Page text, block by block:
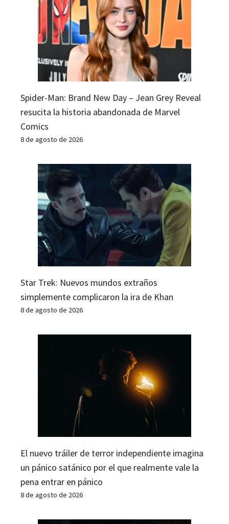
Spider-Man: Brand New Day – Jean Grey Reveal
resucita la historia abandonada de Marvel
Comics
8 de agosto de 2026
Star Trek: Nuevos mundos extraños
simplemente complicaron la ira de Khan
8 de agosto de 2026
El nuevo tráiler de terror independiente imagina
un pánico satánico por el que realmente vale la
pena entrar en pánico
8 de agosto de 2026